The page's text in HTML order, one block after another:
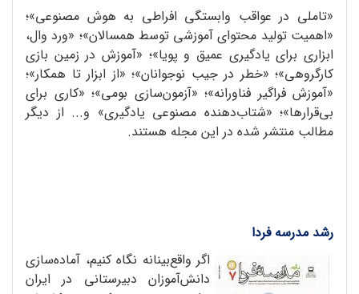
«تاملی در عواقب وابستگی افراطی به هوش مصنوعی»؛
«اهمیت تولید محتوای آموزشی توسط همسالان»؛ «ورد وال،
ابزاری برای یادگیری عمیق و پویا»؛ «آموزش در زمین بازی
کارگروهی»؛ «خطر در جیب نوجوانان»؛ «از ابزار تا همکار»؛
«آموزش فراگیر فناورانه»؛ «آزمون‌سازی بومی»؛ «کاری برای
بی‌قرارها»؛ «شتاب‌دهنده مصنوعی یادگیری» و... از دیگر
مطالب منتشر شده در این مجله هستند.
رشد مدرسه فردا
اگر واقع‌بینانه نگاه کنیم، آماده‌سازی
دانش‌آموزان دبیرستانی در ایران